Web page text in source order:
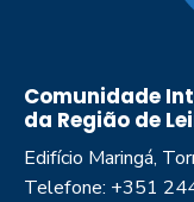
Comunidade
da Região de
Edifício Maringá,
Telefone: +351